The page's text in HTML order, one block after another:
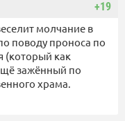
+19
молчание в
поводу проноса по
(который как
зажённый по
храма.